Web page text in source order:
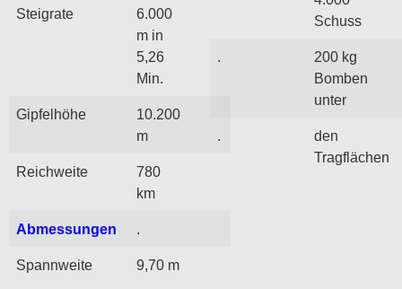
Steigrate
6.000
m in
5,26
Min.
Gipfelhöhe
10.200
m
Reichweite
780
km
Abmessungen .
Spannweite 9,70 m
Schuss
.
200 kg
Bomben
unter
.
den
Tragflächen